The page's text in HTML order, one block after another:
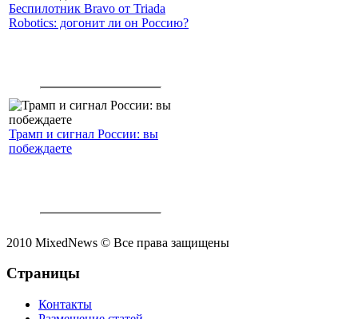
Беспилотник Bravo от Triada
Robotics: догонит ли он Россию?
Трамп и сигнал России: вы
побеждаете
2010 MixedNews © Все права защищены
Страницы
Контакты